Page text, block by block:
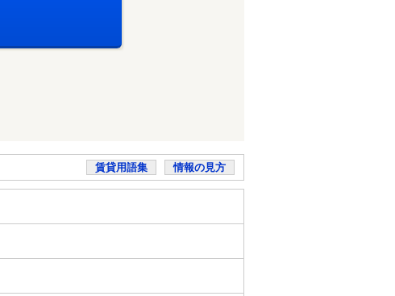
賃貸用語集 情報の見方